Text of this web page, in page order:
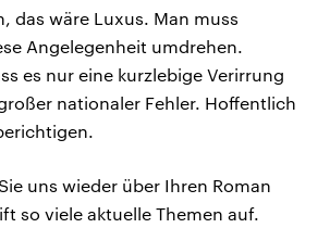
das wäre Luxus. Man muss
Angelegenheit umdrehen.
es nur eine kurzlebige Verirrung
nationaler Fehler. Hoffentlich
uns wieder über Ihren Roman
so viele aktuelle Themen auf.